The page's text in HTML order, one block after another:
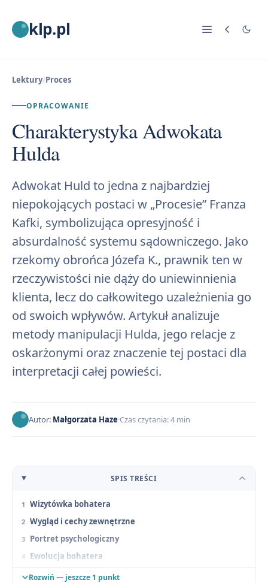
klp.pl
Lektury/Proces
OPRACOWANIE
Charakterystyka Adwokata
Hulda
Adwokat Huld to jedna z najbardziej
niepokojących postaci w „Procesie” Franza
Kafki, symbolizująca opresyjność i
absurdalność systemu sądowniczego. Jako
rzekomy obrońca Józefa K., prawnik ten w
rzeczywistości nie dąży do uniewinnienia
klienta, lecz do całkowitego uzależnienia go
od swoich wpływów. Artykuł analizuje
metody manipulacji Hulda, jego relacje z
oskarżonymi oraz znaczenie tej postaci dla
interpretacji całej powieści.
Autor: Małgorzata Haze Czas czytania: 4 min
SPIS TREŚCI
Wizytówka bohatera
Wygląd i cechy zewnętrzne
Portret psychologiczny
Ewolucja bohatera
Ocena postaci
Rozwiń — jeszcze 1 punkt